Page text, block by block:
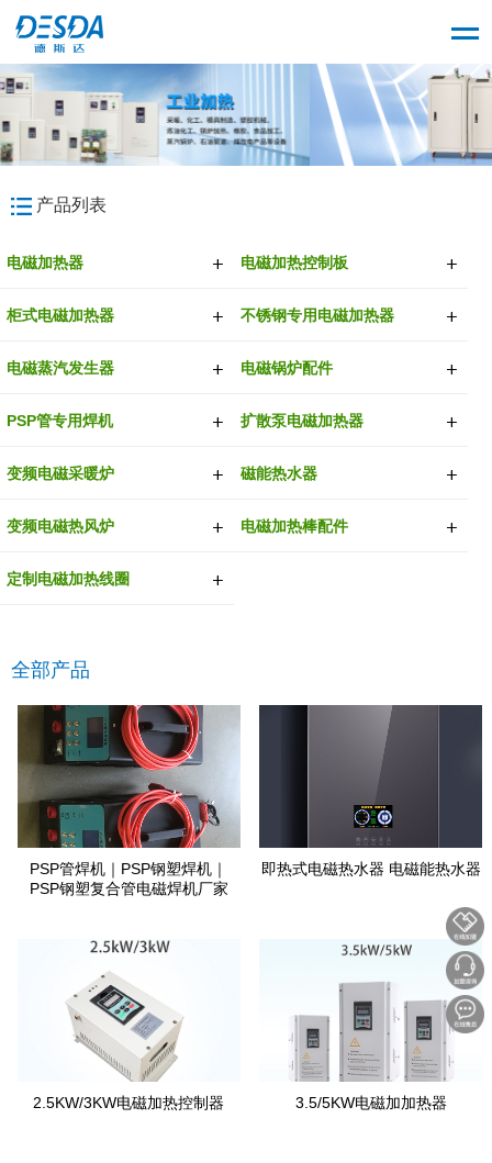
产品列表
电磁加热器 电磁加热控制板
柜式电磁加热器 不锈钢专用电磁加热器
电磁蒸汽发生器 电磁锅炉配件
PSP管专用焊机 扩散泵电磁加热器
变频电磁采暖炉 磁能热水器
变频电磁热风炉 电磁加热棒配件
定制电磁加热线圈
全部产品
PSP管焊机｜PSP钢塑焊机｜
PSP钢塑复合管电磁焊机厂家
即热式电磁热水器 电磁能热水器
2.5KW/3KW电磁加热控制器 3.5/5KW电磁加加热器